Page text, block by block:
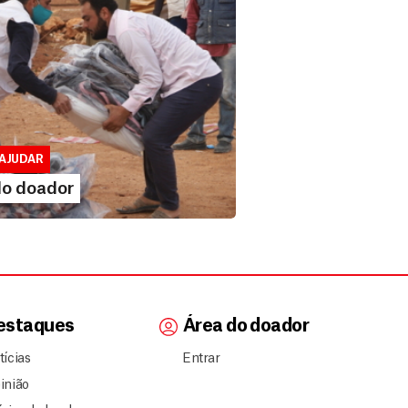
doador
para doadores de MSF....
MAIS
doador
Área do doador
Entrar